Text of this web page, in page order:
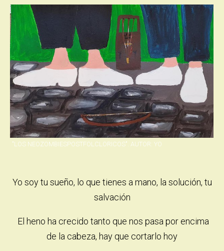
Yo soy tu sueño, lo que tienes a mano, la solución, tu
salvación
El heno ha crecido tanto que nos pasa por encima
de la cabeza, hay que cortarlo hoy